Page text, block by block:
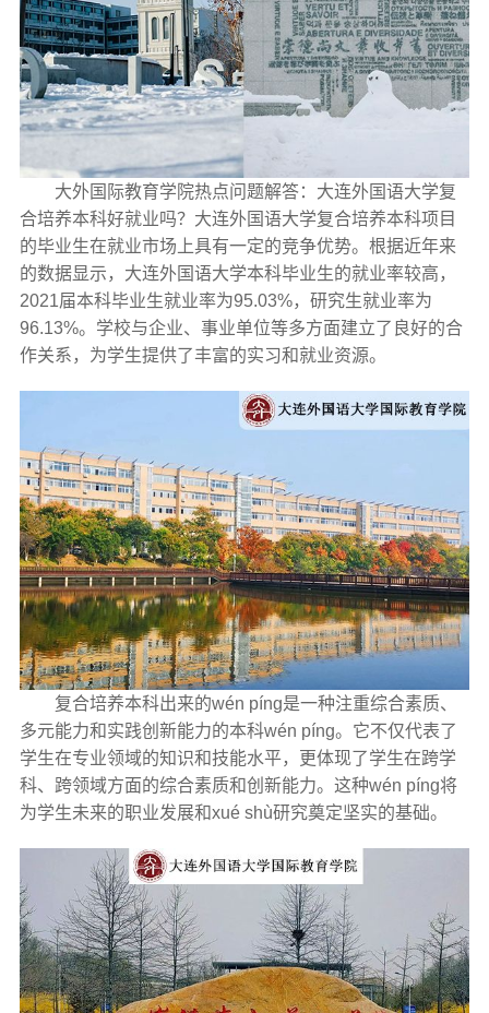
大外国际教育学院热点问题解答：大连外国语大学复
合培养本科好就业吗？大连外国语大学复合培养本科项目
的毕业生在就业市场上具有一定的竞争优势。根据近年来
的数据显示，大连外国语大学本科毕业生的就业率较高，
2021届本科毕业生就业率为95.03%，研究生就业率为
96.13%。学校与企业、事业单位等多方面建立了良好的合
作关系，为学生提供了丰富的实习和就业资源。
复合培养本科出来的wén píng是一种注重综合素质、
多元能力和实践创新能力的本科wén píng。它不仅代表了
学生在专业领域的知识和技能水平，更体现了学生在跨学
科、跨领域方面的综合素质和创新能力。这种wén píng将
为学生未来的职业发展和xué shù研究奠定坚实的基础。